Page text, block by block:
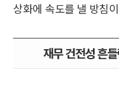
상화에 속도를 낼 방침
재무 건전성 흔